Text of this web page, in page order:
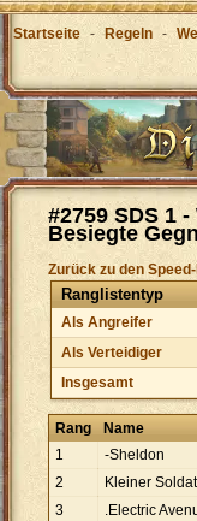
Startseite - Regeln -
#2759 SDS 1
Besiegte
Zurück zu den
Ranglistentyp
Als Angreifer
Als Verteidiger
Insgesamt
Rang Name
1
-Sheldon
2
Kleiner Soldat
3
.Electric